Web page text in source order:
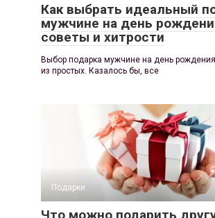
Как выбрать идеальный
мужчине на день
советы и хитрости
Выбор подарка мужчине на день
из простых. Казалось бы, все
Подарки
Что можно подарить